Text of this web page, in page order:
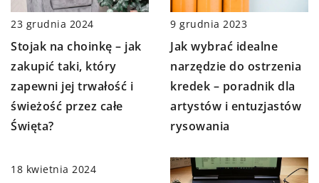
23 grudnia 2024
Stojak na choinkę – jak
zakupić taki, który
zapewni jej trwałość i
świeżość przez całe
Święta?
9 grudnia 2023
Jak wybrać idealne
narzędzie do ostrzenia
kredek – poradnik dla
artystów i entuzjastów
rysowania
18 kwietnia 2024